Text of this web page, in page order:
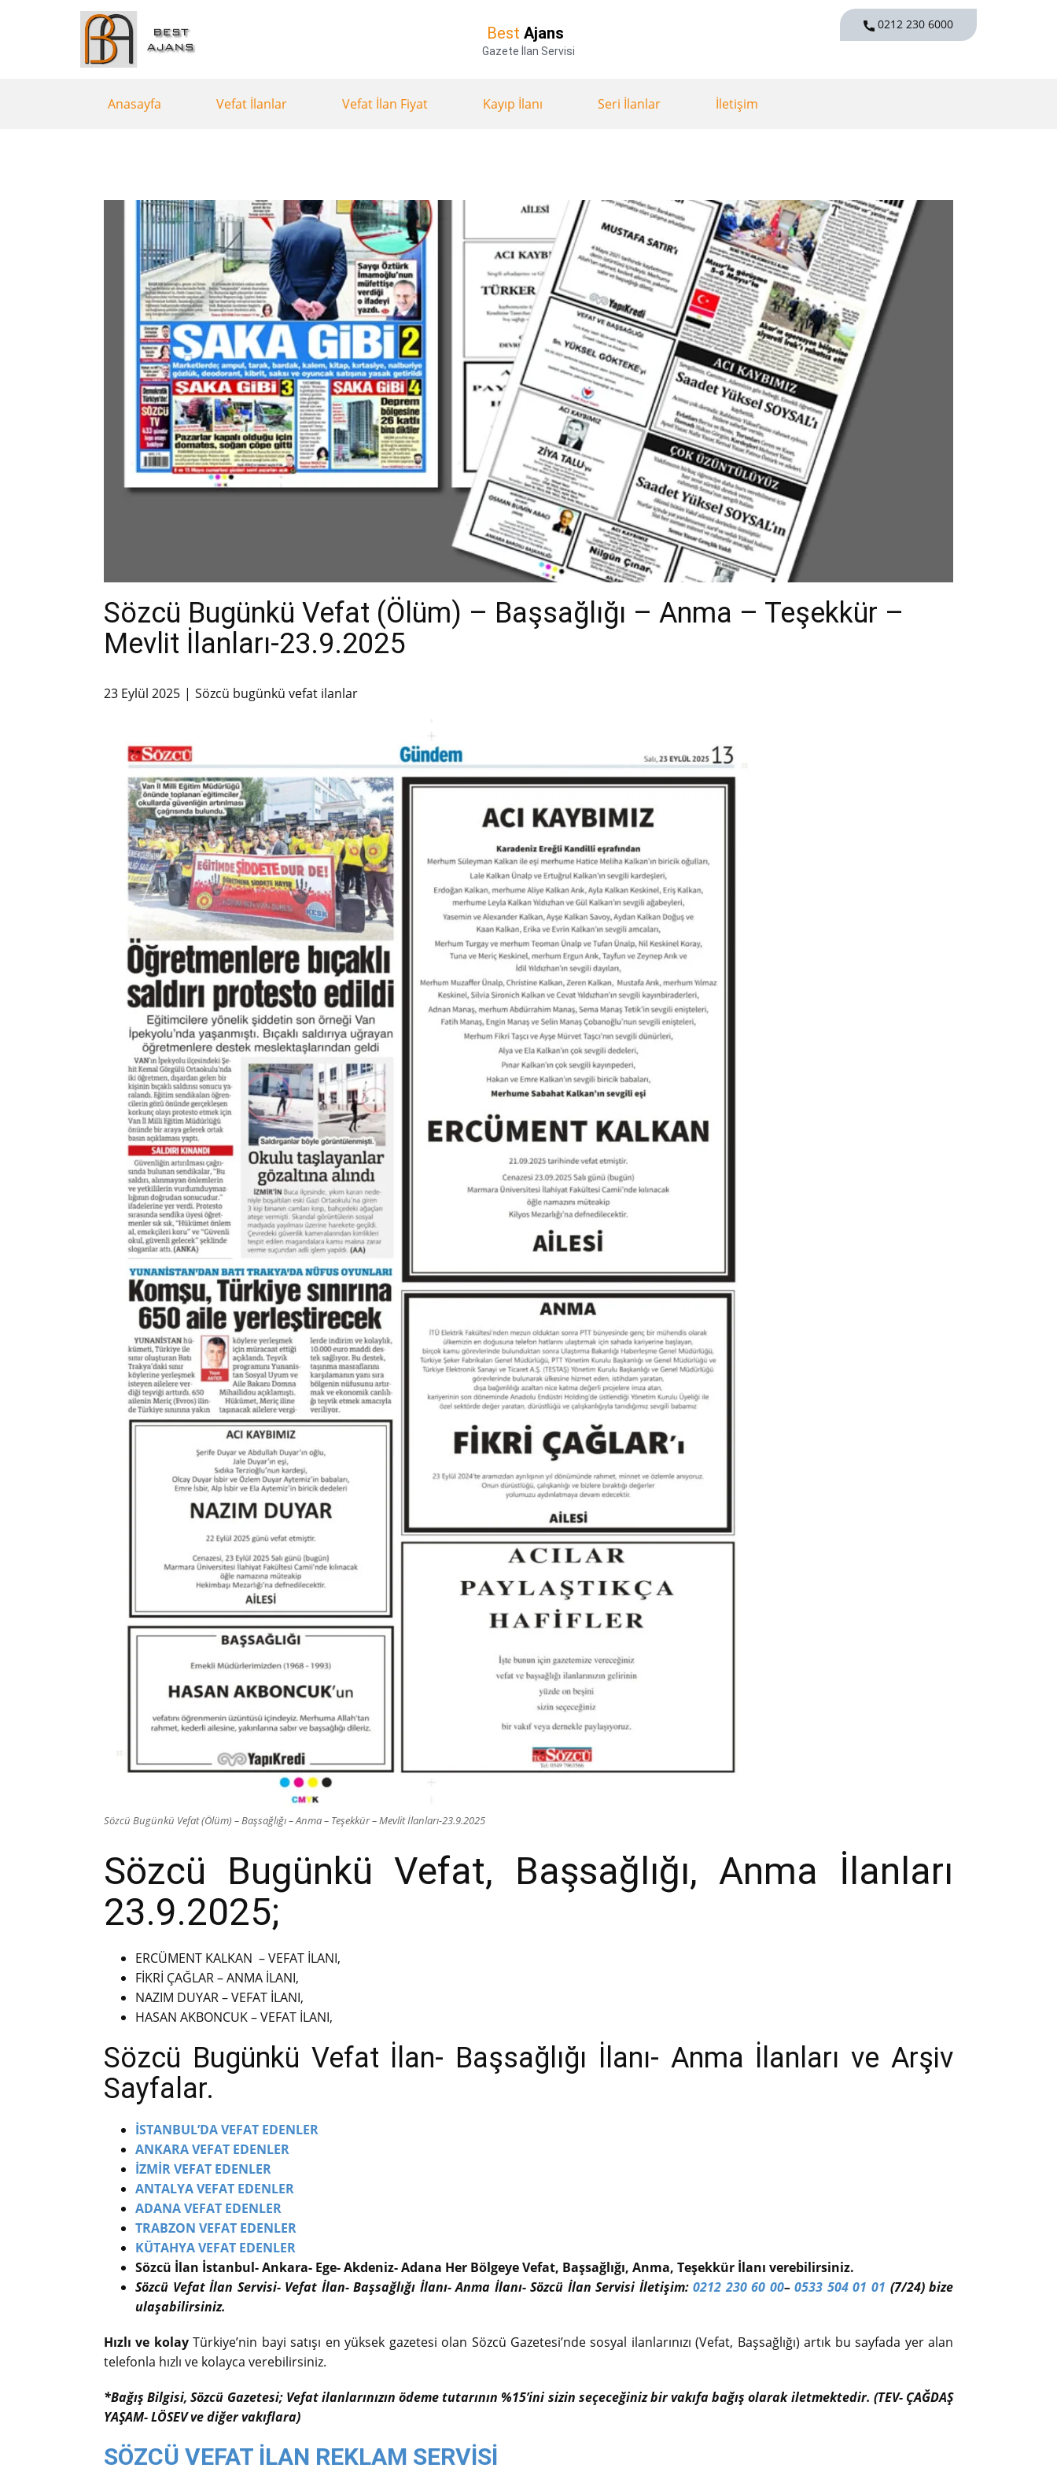
Best Ajans
Gazete İlan Servisi
0212 230 6000
Anasayfa Vefat İlanlar Vefat İlan Fiyat Kayıp İlanı Seri İlanlar İletişim
Sözcü Bugünkü Vefat (Ölüm) – Başsağlığı – Anma – Teşekkür –
Mevlit İlanları-23.9.2025
23 Eylül 2025 Sözcü bugünkü vefat ilanlar
Sözcü Bugünkü Vefat (Ölüm) – Başsağlığı – Anma – Teşekkür – Mevlit İlanları-23.9.2025
Sözcü Bugünkü Vefat, Başsağlığı, Anma İlanları
23.9.2025;
ERCÜMENT KALKAN – VEFAT İLANI,
FİKRİ ÇAĞLAR – ANMA İLANI,
NAZIM DUYAR – VEFAT İLANI,
HASAN AKBONCUK – VEFAT İLANI,
Sözcü Bugünkü Vefat İlan- Başsağlığı İlanı- Anma İlanları ve Arşiv
Sayfalar.
İSTANBUL’DA VEFAT EDENLER
ANKARA VEFAT EDENLER
İZMİR VEFAT EDENLER
ANTALYA VEFAT EDENLER
ADANA VEFAT EDENLER
TRABZON VEFAT EDENLER
KÜTAHYA VEFAT EDENLER
Sözcü İlan İstanbul- Ankara- Ege- Akdeniz- Adana Her Bölgeye Vefat, Başsağlığı, Anma, Teşekkür İlanı verebilirsiniz.
Sözcü Vefat İlan Servisi- Vefat İlan- Başsağlığı İlanı- Anma İlanı- Sözcü İlan Servisi İletişim:0212 230 60 00–0533 504 01 01 (7/24) bize
ulaşabilirsiniz.
Hızlı ve kolayTürkiye’nin bayi satışı en yüksek gazetesi olan Sözcü Gazetesi’nde sosyal ilanlarınızı (Vefat, Başsağlığı) artık bu sayfada yer alan
telefonla hızlı ve kolayca verebilirsiniz.
*Bağış Bilgisi, Sözcü Gazetesi; Vefat ilanlarınızın ödeme tutarının %15’ini sizin seçeceğiniz bir vakıfa bağış olarak iletmektedir. (TEV- ÇAĞDAŞ
YAŞAM- LÖSEV ve diğer vakıflara)
SÖZCÜ VEFAT İLAN REKLAM SERVİSİ